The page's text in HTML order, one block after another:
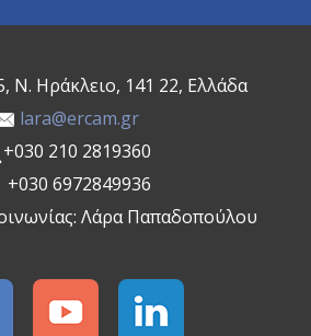
Ν. Ηράκλειο, 141 22, Ελλάδα
lara@ercam.gr
+030 210 2819360
+030 6972849936
Λάρα Παπαδοπούλου